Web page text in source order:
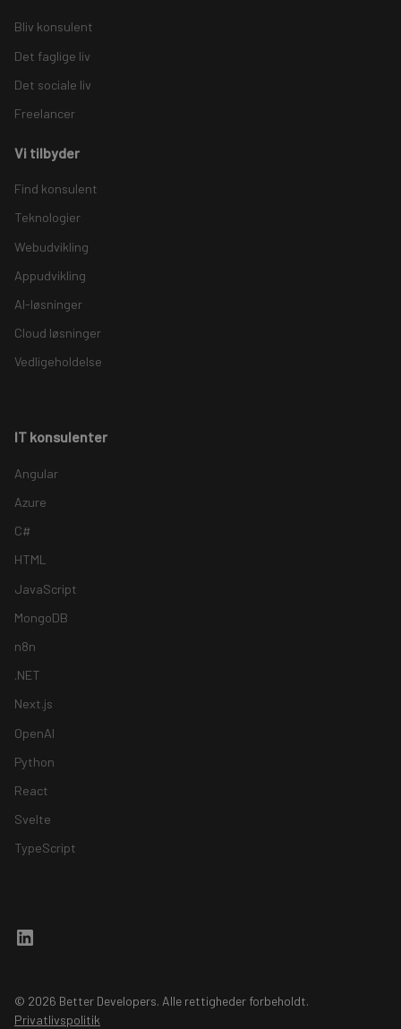
Bliv konsulent
Det faglige liv
Det sociale liv
Freelancer
Vi tilbyder
Find konsulent
Teknologier
Webudvikling
Appudvikling
AI-løsninger
Cloud løsninger
Vedligeholdelse
IT konsulenter
Angular
Azure
C#
HTML
JavaScript
MongoDB
n8n
.NET
Next.js
OpenAI
Python
React
Svelte
TypeScript
© 2026 Better Developers. Alle rettigheder forbeholdt.
Privatlivspolitik